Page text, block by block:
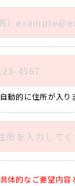
自動的に住所が入り
具体的なご要望内容